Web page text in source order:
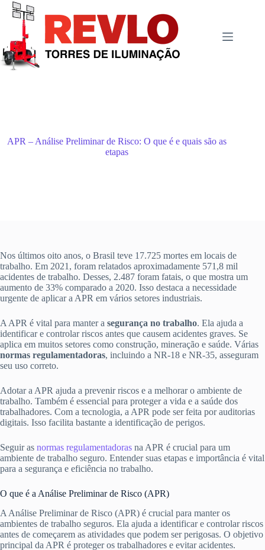
Pular
para
conteúdo
APR – Análise Preliminar de Risco: O que é e quais são as
etapas
Nos últimos oito anos, o Brasil teve 17.725 mortes em locais de
trabalho. Em 2021, foram relatados aproximadamente 571,8 mil
acidentes de trabalho. Desses, 2.487 foram fatais, o que mostra um
aumento de 33% comparado a 2020. Isso destaca a necessidade
urgente de aplicar a APR em vários setores industriais.
A APR é vital para manter a segurança no trabalho. Ela ajuda a
identificar e controlar riscos antes que causem acidentes graves. Se
aplica em muitos setores como construção, mineração e saúde. Várias
normas regulamentadoras, incluindo a NR-18 e NR-35, asseguram
seu uso correto.
Adotar a APR ajuda a prevenir riscos e a melhorar o ambiente de
trabalho. Também é essencial para proteger a vida e a saúde dos
trabalhadores. Com a tecnologia, a APR pode ser feita por auditorias
digitais. Isso facilita bastante a identificação de perigos.
Seguir as normas regulamentadoras na APR é crucial para um
ambiente de trabalho seguro. Entender suas etapas e importância é vital
para a segurança e eficiência no trabalho.
O que é a Análise Preliminar de Risco (APR)
A Análise Preliminar de Risco (APR) é crucial para manter os
ambientes de trabalho seguros. Ela ajuda a identificar e controlar riscos
antes de começarem as atividades que podem ser perigosas. O objetivo
principal da APR é proteger os trabalhadores e evitar acidentes.